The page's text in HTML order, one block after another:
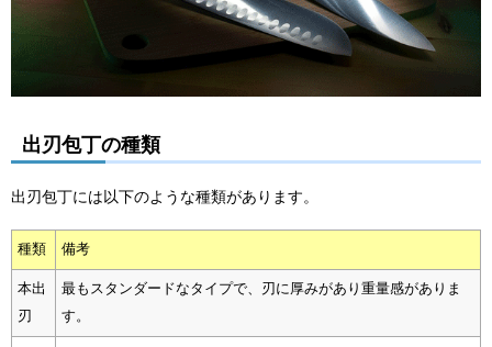
出刃包丁の種類
出刃包丁には以下のような種類があります。
種類 備考
本出
刃
最もスタンダードなタイプで、刃に厚みがあり重量感がありま
す。